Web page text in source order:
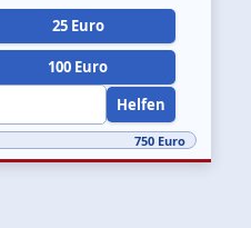
25 Euro
100 Euro
Helfen
750 Euro